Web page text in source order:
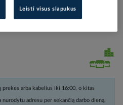
Prisijunkite, norėdami pamatyti kainas
prekes arba kabelius iki 16:00, o kitas
adresu per sekančią darbo dieną,
Leisti visus slapukus